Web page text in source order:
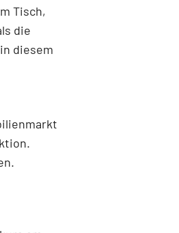
Tisch,
die
diesem